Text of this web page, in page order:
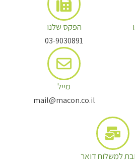
הפקס שלנו
03-9030891
מייל
mail@macon.co.il
למשלוח דואר